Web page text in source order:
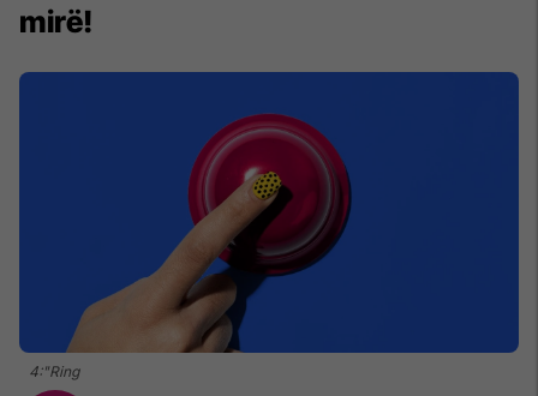
mirë!
4:"Ring